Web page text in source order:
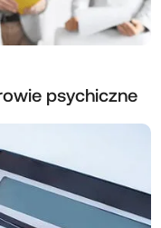
psychiczne